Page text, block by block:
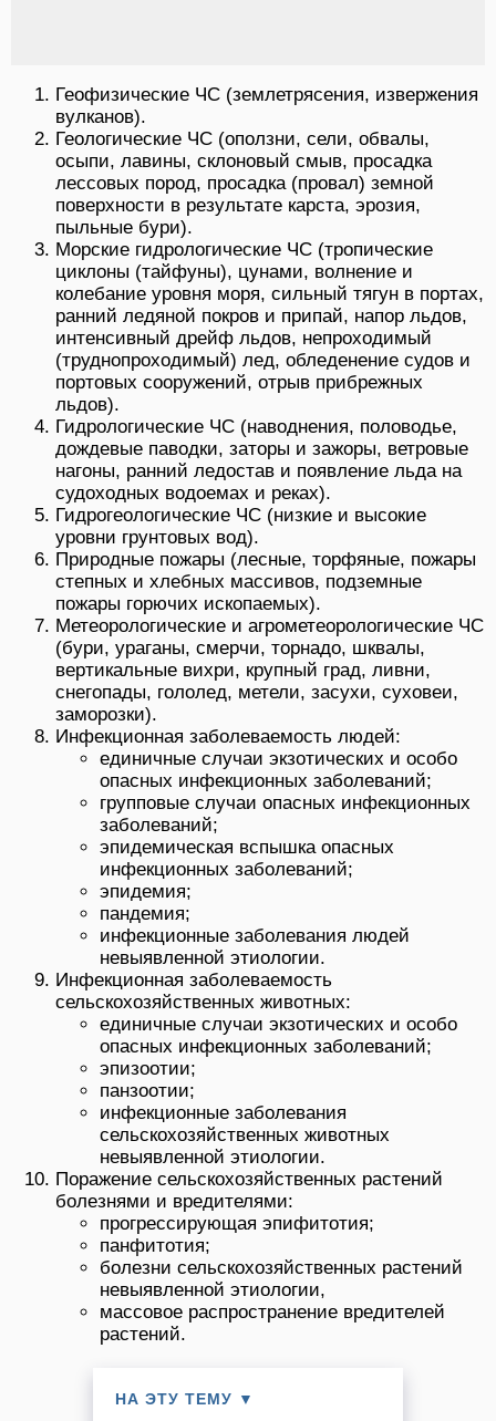
Геофизические ЧС (землетрясения, извержения
вулканов).
Геологические ЧС (оползни, сели, обвалы,
осыпи, лавины, склоновый смыв, просадка
лессовых пород, просадка (провал) земной
поверхности в результате карста, эрозия,
пыльные бури).
Морские гидрологические ЧС (тропические
циклоны (тайфуны), цунами, волнение и
колебание уровня моря, сильный тягун в портах,
ранний ледяной покров и припай, напор льдов,
интенсивный дрейф льдов, непроходимый
(труднопроходимый) лед, обледенение судов и
портовых сооружений, отрыв прибрежных
льдов).
Гидрологические ЧС (наводнения, половодье,
дождевые паводки, заторы и зажоры, ветровые
нагоны, ранний ледостав и появление льда на
судоходных водоемах и реках).
Гидрогеологические ЧС (низкие и высокие
уровни грунтовых вод).
Природные пожары (лесные, торфяные, пожары
степных и хлебных массивов, подземные
пожары горючих ископаемых).
Метеорологические и агрометеорологические ЧС
(бури, ураганы, смерчи, торнадо, шквалы,
вертикальные вихри, крупный град, ливни,
снегопады, гололед, метели, засухи, суховеи,
заморозки).
Инфекционная заболеваемость людей:
единичные случаи экзотических и особо
опасных инфекционных заболеваний;
групповые случаи опасных инфекционных
заболеваний;
эпидемическая вспышка опасных
инфекционных заболеваний;
эпидемия;
пандемия;
инфекционные заболевания людей
невыявленной этиологии.
Инфекционная заболеваемость
сельскохозяйственных животных:
единичные случаи экзотических и особо
опасных инфекционных заболеваний;
эпизоотии;
панзоотии;
инфекционные заболевания
сельскохозяйственных животных
невыявленной этиологии.
Поражение сельскохозяйственных растений
болезнями и вредителями:
прогрессирующая эпифитотия;
панфитотия;
болезни сельскохозяйственных растений
невыявленной этиологии,
массовое распространение вредителей
растений.
НА ЭТУ ТЕМУ ▼